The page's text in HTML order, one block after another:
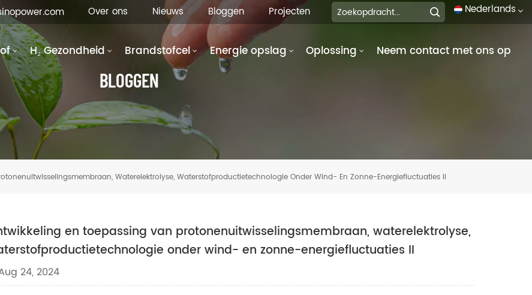
Nederlands
português
Over ons Nieuws Bloggen Projecten
H₂ Gezondheid Brandstofcel Energie opslag Oplossing Neem contact met ons op
BLOGGEN
Waterelektrolyse, Waterstofproductietechnologie Onder Wind- En Zonne-Energiefluctuaties II
en toepassing van protonenuitwisselingsmembraan, waterelektrolyse,
onder wind- en zonne-energiefluctuaties II
24, 2024